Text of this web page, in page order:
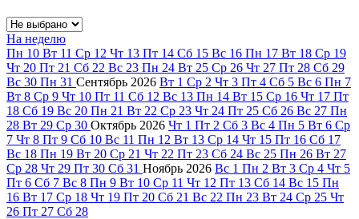
На неделю
Пн 10 Вт 11 Ср 12 Чт 13 Пт 14 Сб 15 Вс 16 Пн 17 Вт 18 Ср 19
Чт 20 Пт 21 Сб 22 Вс 23 Пн 24 Вт 25 Ср 26 Чт 27 Пт 28 Сб 29
Вс 30 Пн 31 Сентябрь 2026 Вт 1 Ср 2 Чт 3 Пт 4 Сб 5 Вс 6 Пн 7
Вт 8 Ср 9 Чт 10 Пт 11 Сб 12 Вс 13 Пн 14 Вт 15 Ср 16 Чт 17 Пт
18 Сб 19 Вс 20 Пн 21 Вт 22 Ср 23 Чт 24 Пт 25 Сб 26 Вс 27 Пн
28 Вт 29 Ср 30 Октябрь 2026 Чт 1 Пт 2 Сб 3 Вс 4 Пн 5 Вт 6 Ср
7 Чт 8 Пт 9 Сб 10 Вс 11 Пн 12 Вт 13 Ср 14 Чт 15 Пт 16 Сб 17
Вс 18 Пн 19 Вт 20 Ср 21 Чт 22 Пт 23 Сб 24 Вс 25 Пн 26 Вт 27
Ср 28 Чт 29 Пт 30 Сб 31 Ноябрь 2026 Вс 1 Пн 2 Вт 3 Ср 4 Чт 5
Пт 6 Сб 7 Вс 8 Пн 9 Вт 10 Ср 11 Чт 12 Пт 13 Сб 14 Вс 15 Пн
16 Вт 17 Ср 18 Чт 19 Пт 20 Сб 21 Вс 22 Пн 23 Вт 24 Ср 25 Чт
26 Пт 27 Сб 28